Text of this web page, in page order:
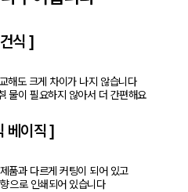
식 ]
해도 크게 차이가 나지 않습니다
물이 필요하지 않아서 더 간편해요
베이직 ]
품과 다르게 커팅이 되어 있고
으로 인쇄되어 있습니다